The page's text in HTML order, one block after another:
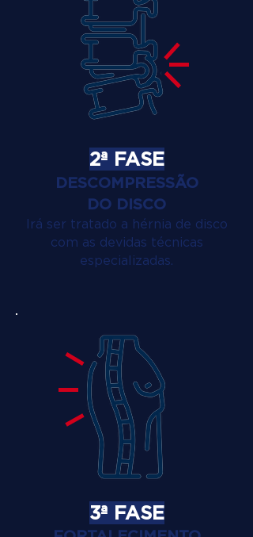
2ª FASE
DESCOMPRESSÃO
DO DISCO
Irá ser tratado a hérnia de disco
com as devidas técnicas
especializadas.
3ª FASE